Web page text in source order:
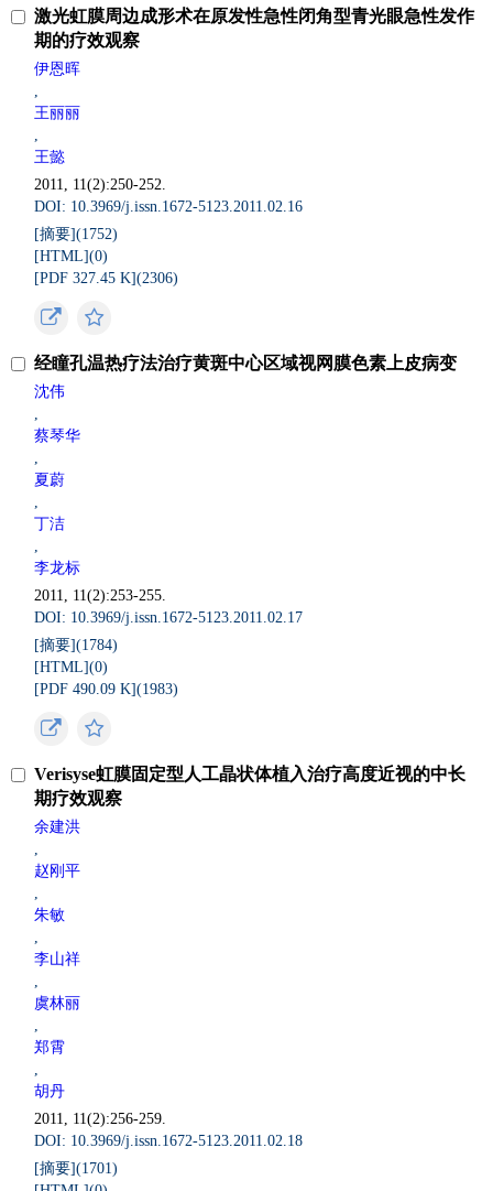
激光虹膜周边成形术在原发性急性闭角型青光眼急性发作
期的疗效观察
伊恩晖
,
王丽丽
,
王懿
2011, 11(2):250-252.
DOI: 10.3969/j.issn.1672-5123.2011.02.16
[摘要](1752)
[HTML](0)
[PDF 327.45 K](2306)
经瞳孔温热疗法治疗黄斑中心区域视网膜色素上皮病变
沈伟
,
蔡琴华
,
夏蔚
,
丁洁
,
李龙标
2011, 11(2):253-255.
DOI: 10.3969/j.issn.1672-5123.2011.02.17
[摘要](1784)
[HTML](0)
[PDF 490.09 K](1983)
Verisyse虹膜固定型人工晶状体植入治疗高度近视的中长
期疗效观察
余建洪
,
赵刚平
,
朱敏
,
李山祥
,
虞林丽
,
郑霄
,
胡丹
2011, 11(2):256-259.
DOI: 10.3969/j.issn.1672-5123.2011.02.18
[摘要](1701)